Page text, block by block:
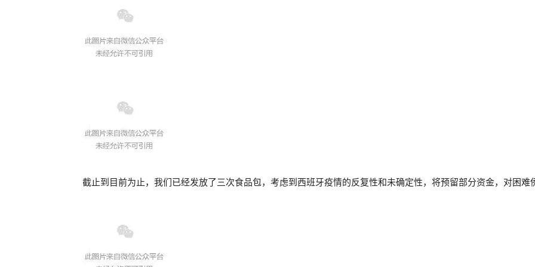
截止到目前为止，我们已经发放了三次食品包，考虑到西班牙疫情的反复性和未确定性，将预留部分资金，对困难